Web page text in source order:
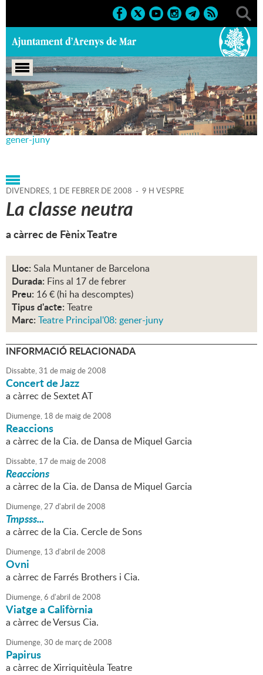
Portada > Agenda > 01-02-
2008 > Marcs > Culturals > 2008 > Teatre Principal'08:
gener-juny
DIVENDRES, 1 DE FEBRER DE 2008 - 9 H VESPRE
La classe neutra
a càrrec de Fènix Teatre
Lloc: Sala Muntaner de Barcelona
Durada: Fins al 17 de febrer
Preu: 16 € (hi ha descomptes)
Tipus d'acte: Teatre
Marc: Teatre Principal'08: gener-juny
INFORMACIÓ RELACIONADA
Dissabte,31 de maigde2008
Concert de Jazz
a càrrec de Sextet AT
Diumenge, 18 de maigde2008
Reaccions
a càrrec de la Cia. de Dansa de Miquel Garcia
Dissabte, 17 de maigde2008
Reaccions
a càrrec de la Cia. de Dansa de Miquel Garcia
Diumenge,27 d'abril de2008
Tmpsss...
a càrrec de la Cia. Cercle de Sons
Diumenge, 13 d'abril de2008
Ovni
a càrrec de Farrés Brothers i Cia.
Diumenge,6 d'abril de2008
Viatge a Califòrnia
a càrrec de Versus Cia.
Diumenge,30 de marçde2008
Papirus
a càrrec de Xirriquitèula Teatre